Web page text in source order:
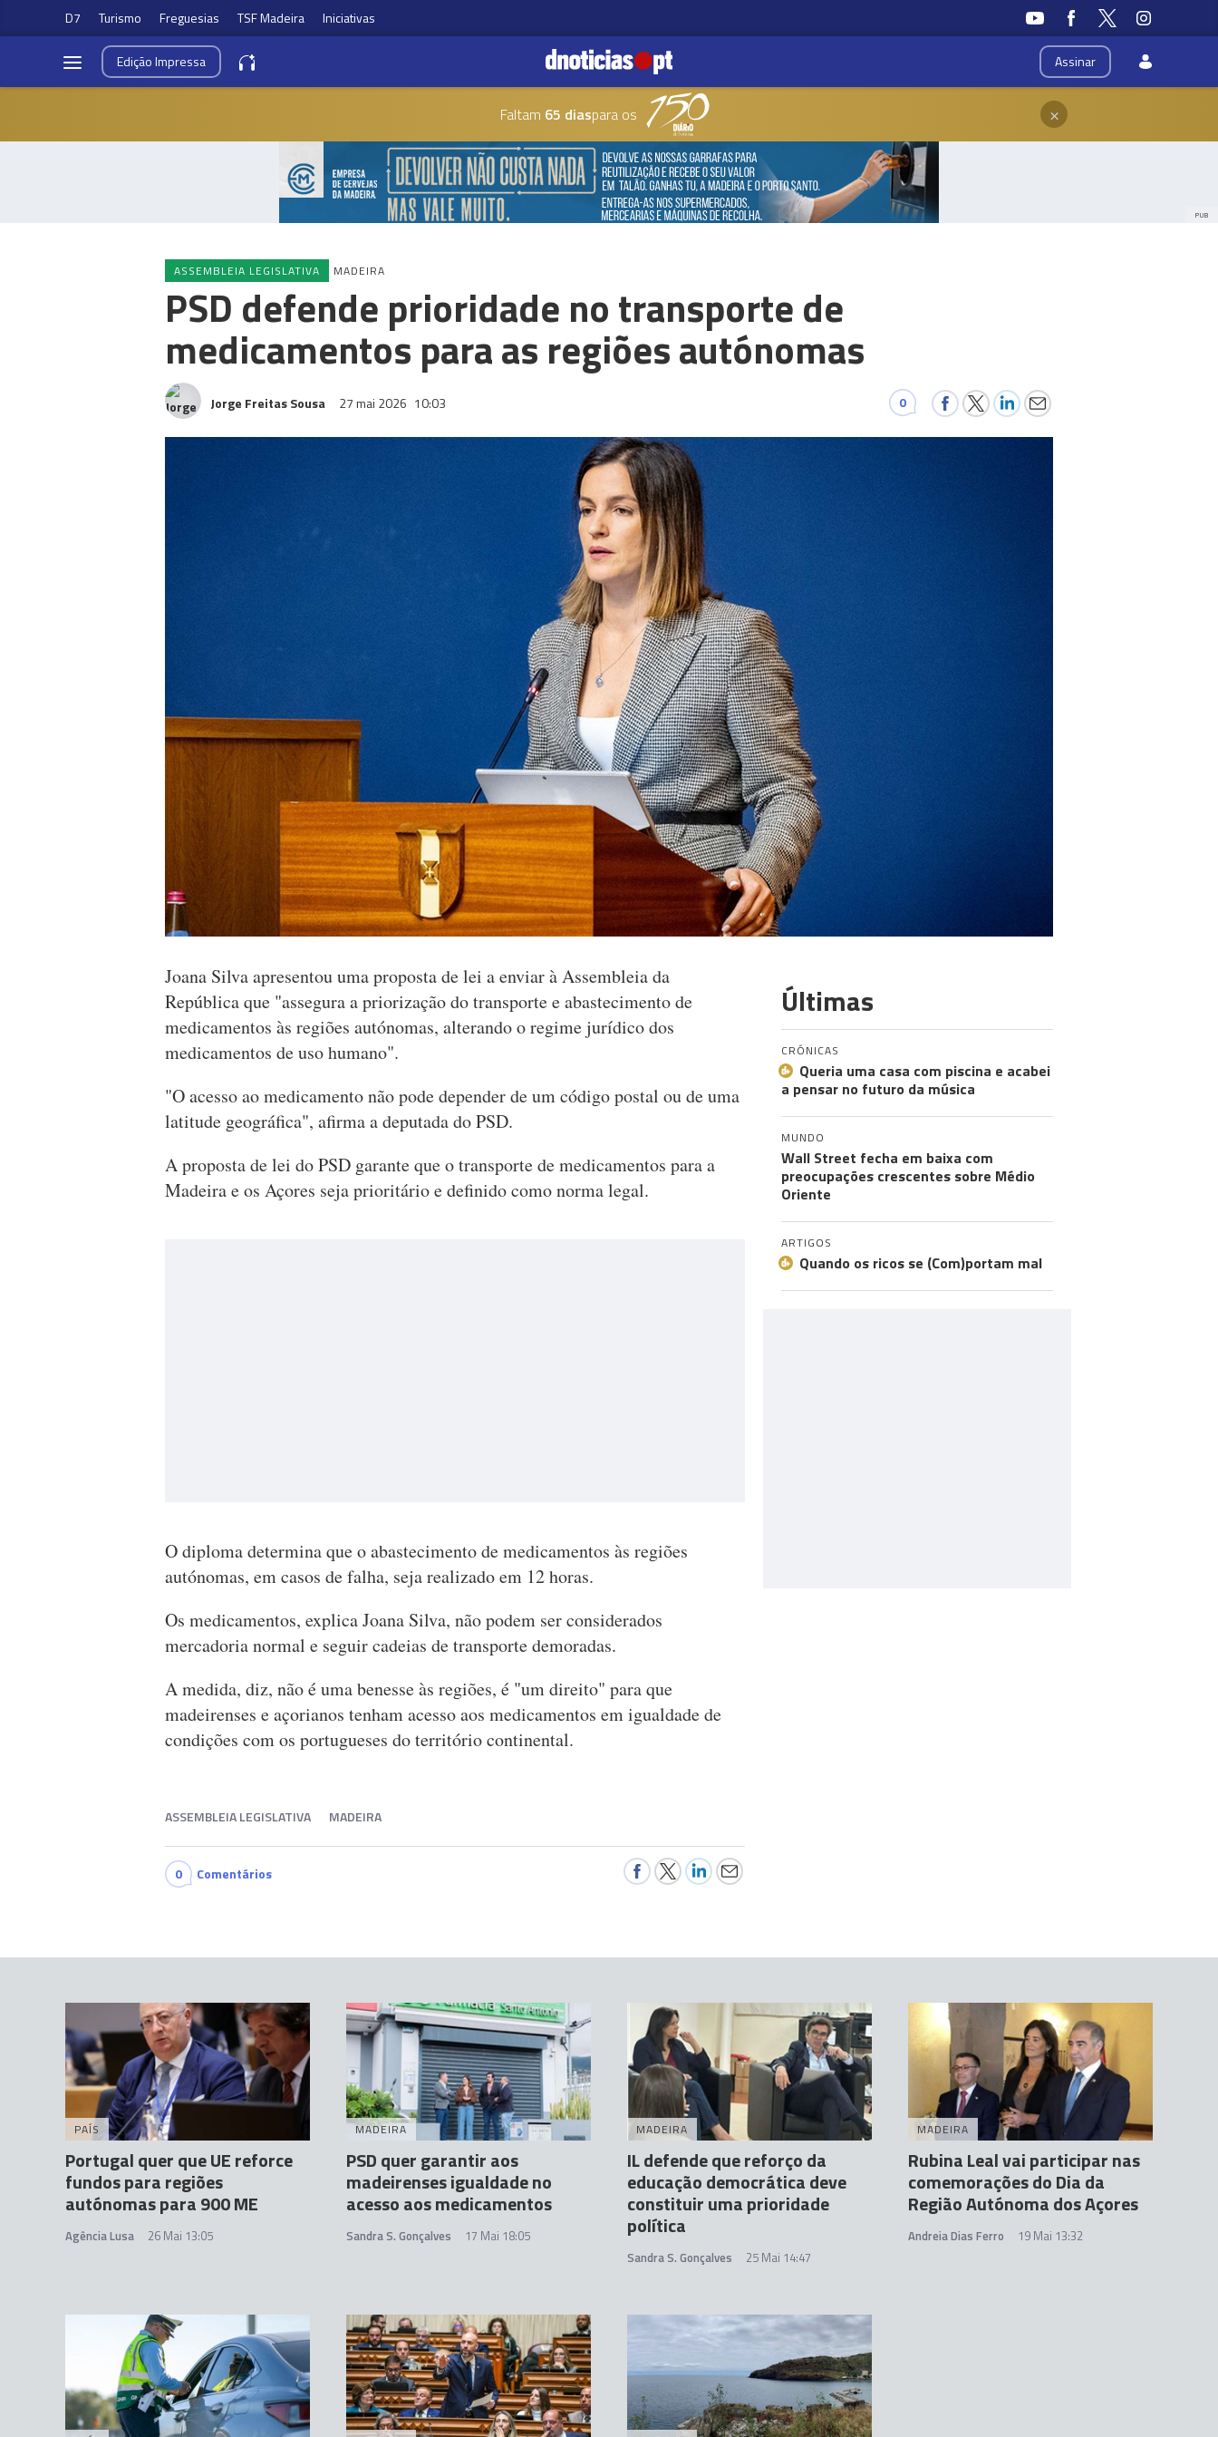
D7 Turismo Freguesias TSF Madeira Iniciativas
Assinar
EdiçãoImpressa
Faltam 65 diaspara os ×
PUB
ASSEMBLEIA LEGISLATIVA MADEIRA
PSD defende prioridade no transporte de
medicamentos para as regiões autónomas
Jorge Freitas Sousa 27 mai 2026 10:03 0
Joana Silva apresentou uma proposta de lei a enviar à Assembleia da
República que "assegura a priorização do transporte e abastecimento de
medicamentos às regiões autónomas, alterando o regime jurídico dos
medicamentos de uso humano".
"O acesso ao medicamento não pode depender de um código postal ou de uma
latitude geográfica", afirma a deputada do PSD.
A proposta de lei do PSD garante que o transporte de medicamentos para a
Madeira e os Açores seja prioritário e definido como norma legal.
O diploma determina que o abastecimento de medicamentos às regiões
autónomas, em casos de falha, seja realizado em 12 horas.
Os medicamentos, explica Joana Silva, não podem ser considerados
mercadoria normal e seguir cadeias de transporte demoradas.
A medida, diz, não é uma benesse às regiões, é "um direito" para que
madeirenses e açorianos tenham acesso aos medicamentos em igualdade de
condições com os portugueses do território continental.
ASSEMBLEIA LEGISLATIVA MADEIRA
0 Comentários
Últimas
CRÓNICAS
Queria uma casa com piscina e acabei
a pensar no futuro da música
MUNDO
Wall Street fecha em baixa com
preocupações crescentes sobre Médio
Oriente
ARTIGOS
Quando os ricos se (Com)portam mal
PAÍS
Portugal quer que UE reforce
fundos para regiões
autónomas para 900 ME
Agência Lusa 26 Mai 13:05
MADEIRA
PSD quer garantir aos
madeirenses igualdade no
acesso aos medicamentos
Sandra S. Gonçalves 17 Mai 18:05
MADEIRA
IL defende que reforço da
educação democrática deve
constituir uma prioridade
política
Sandra S. Gonçalves 25 Mai 14:47
MADEIRA
Rubina Leal vai participar nas
comemorações do Dia da
Região Autónoma dos Açores
Andreia Dias Ferro 19 Mai 13:32